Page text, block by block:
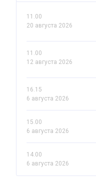
11.00
20 августа 2026
11.00
12 августа 2026
16.15
6 августа 2026
15.00
6 августа 2026
14.00
6 августа 2026